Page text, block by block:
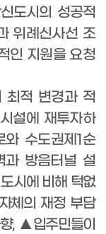
도시의 성공적
위례신사선 조
인 지원을 요청
최적 변경과 적
시설에 재투자하
와 수도권제 1 순
과 방음터널 설
시에 비해 턱없
체의 재정 부담
, ▲입주민들이